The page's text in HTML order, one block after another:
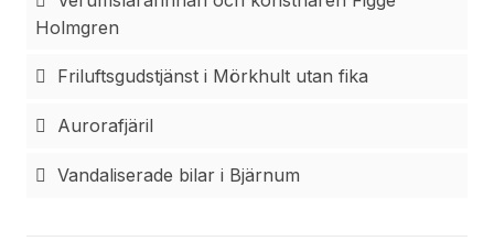
Holmgren
Friluftsgudstjänst i Mörkhult utan fika
Aurorafjäril
Vandaliserade bilar i Bjärnum